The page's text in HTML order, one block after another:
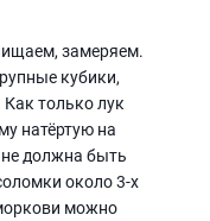
замеряем.
кубики,
только лук
натёртую на
не должна быть
около 3-х
можно